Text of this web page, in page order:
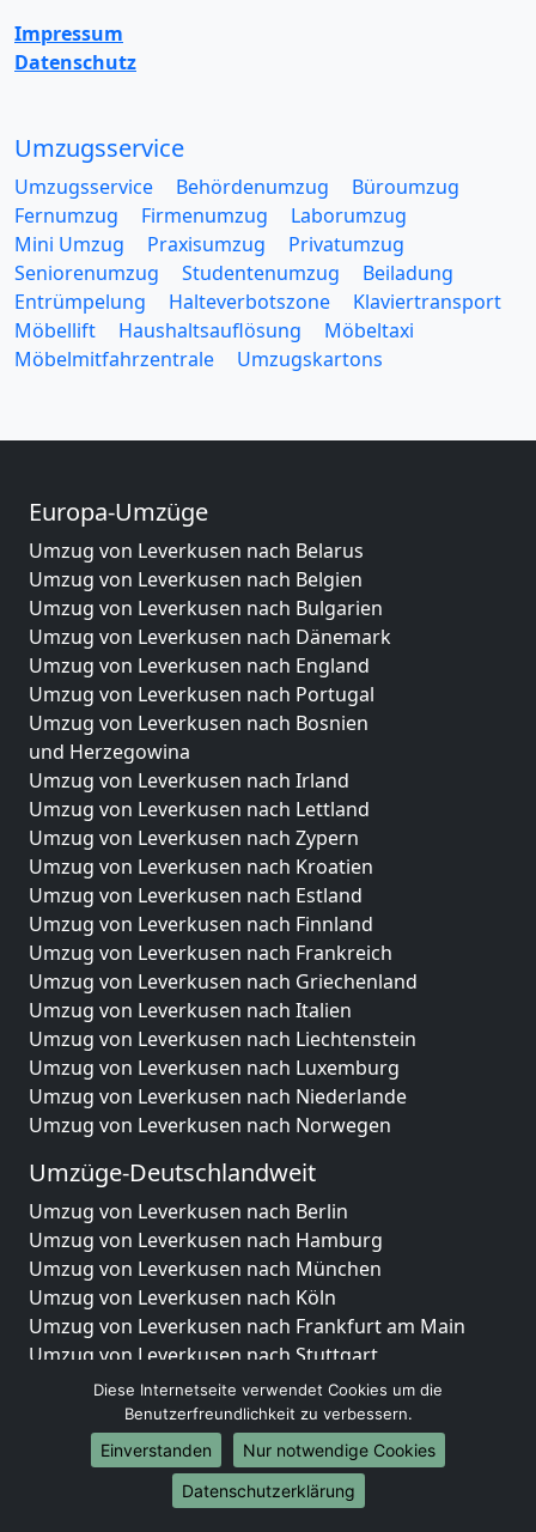
Impressum
Datenschutz
Umzugsservice
Umzugsservice Behördenumzug
Büroumzug
Fernumzug
Firmenumzug
Laborumzug
Mini Umzug
Praxisumzug
Privatumzug
Seniorenumzug
Studentenumzug
Beiladung
Entrümpelung
Halteverbotszone
Klaviertransport
Möbellift
Haushaltsauflösung
Möbeltaxi
Möbelmitfahrzentrale
Umzugskartons
Europa-Umzüge
Umzug von Leverkusen nach Belarus
Umzug von Leverkusen nach Belgien
Umzug von Leverkusen nach Bulgarien
Umzug von Leverkusen nach Dänemark
Umzug von Leverkusen nach England
Umzug von Leverkusen nach Portugal
Umzug von Leverkusen nach Bosnien
und Herzegowina
Umzug von Leverkusen nach Irland
Umzug von Leverkusen nach Lettland
Umzug von Leverkusen nach Zypern
Umzug von Leverkusen nach Kroatien
Umzug von Leverkusen nach Estland
Umzug von Leverkusen nach Finnland
Umzug von Leverkusen nach Frankreich
Umzug von Leverkusen nach Griechenland
Umzug von Leverkusen nach Italien
Umzug von Leverkusen nach Liechtenstein
Umzug von Leverkusen nach Luxemburg
Umzug von Leverkusen nach Niederlande
Umzug von Leverkusen nach Norwegen
Umzüge-Deutschlandweit
Umzug von Leverkusen nach Berlin
Umzug von Leverkusen nach Hamburg
Umzug von Leverkusen nach München
Umzug von Leverkusen nach Köln
Umzug von Leverkusen nach Frankfurt am Main
Umzug von Leverkusen nach Stuttgart
Umzug von Leverkusen nach Düsseldorf
Umzug von Leverkusen nach Leipzig
Umzug von Leverkusen nach Dortmund
Umzug von Leverkusen nach Essen
Umzug von Leverkusen nach Bremen
Diese Internetseite verwendet Cookies um die
Benutzerfreundlichkeit zu verbessern.
Einverstanden
Nur notwendige Cookies
Datenschutzerklärung